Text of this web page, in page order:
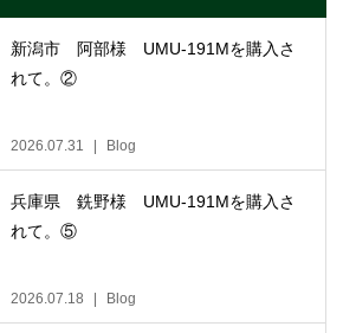
新潟市 阿部様 UMU-191Mを購入さ
れて。②
2026.07.31 Blog
兵庫県 銑野様 UMU-191Mを購入さ
れて。⑤
2026.07.18 Blog